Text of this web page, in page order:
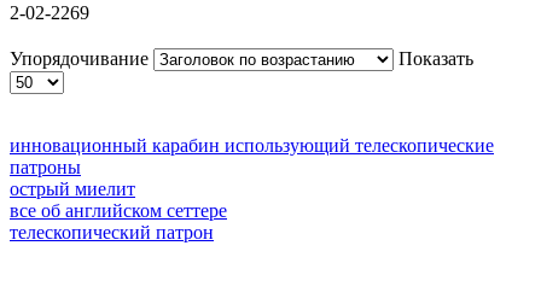
2-02-2269
Упорядочивание Показать
инновационный карабин использующий телескопические
патроны
острый миелит
все об английском сеттере
телескопический патрон